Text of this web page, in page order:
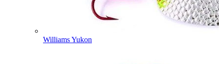
Williams Yukon